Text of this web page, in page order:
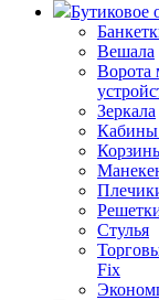
Бутиковое
Вешала
Ворота
Зеркала
Стулья
Fix